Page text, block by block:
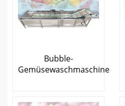
Bubble-
Gemüsewaschmaschine